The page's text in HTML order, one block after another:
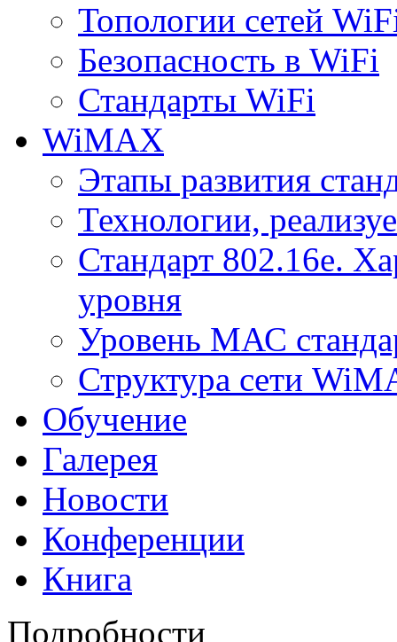
Топологии сетей
Безопасность в WiFi
Стандарты WiFi
WiMAX
Этапы развития
Технологии,
Стандарт 802.16е.
уровня
Уровень МАС
Структура сети
Обучение
Галерея
Новости
Конференции
Книга
Подробности